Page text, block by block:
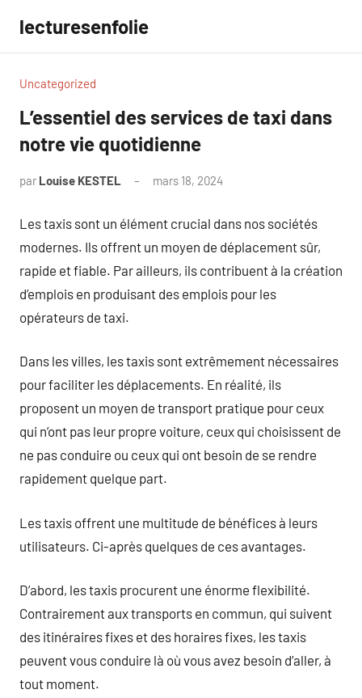
contenu
lecturesenfolie
Uncategorized
L’essentiel des services de taxi dans
notre vie quotidienne
par Louise KESTEL mars 18, 2024
Les taxis sont un élément crucial dans nos sociétés
modernes. Ils offrent un moyen de déplacement sûr,
rapide et fiable. Par ailleurs, ils contribuent à la création
d’emplois en produisant des emplois pour les
opérateurs de taxi.
Dans les villes, les taxis sont extrêmement nécessaires
pour faciliter les déplacements. En réalité, ils
proposent un moyen de transport pratique pour ceux
qui n’ont pas leur propre voiture, ceux qui choisissent de
ne pas conduire ou ceux qui ont besoin de se rendre
rapidement quelque part.
Les taxis offrent une multitude de bénéfices à leurs
utilisateurs. Ci-après quelques de ces avantages.
D’abord, les taxis procurent une énorme flexibilité.
Contrairement aux transports en commun, qui suivent
des itinéraires fixes et des horaires fixes, les taxis
peuvent vous conduire là où vous avez besoin d’aller, à
tout moment.